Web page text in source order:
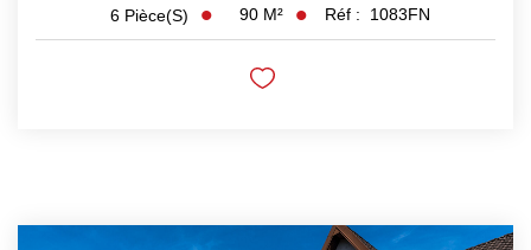
6 Pièce(s) 90 M² Réf : 1083FN